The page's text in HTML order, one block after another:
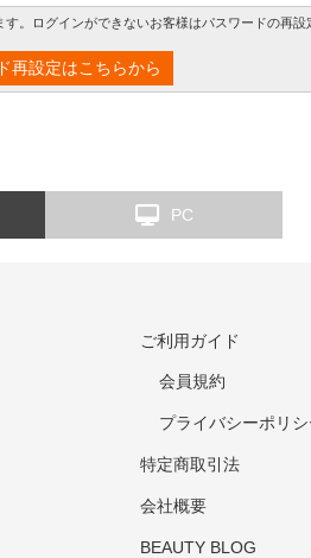
。ログインができないお客様はパスワードの再設
再設定はこちらから
PC
ご利用ガイド
会員規約
プライバシーポリシ
特定商取引法
会社概要
BEAUTY BLOG